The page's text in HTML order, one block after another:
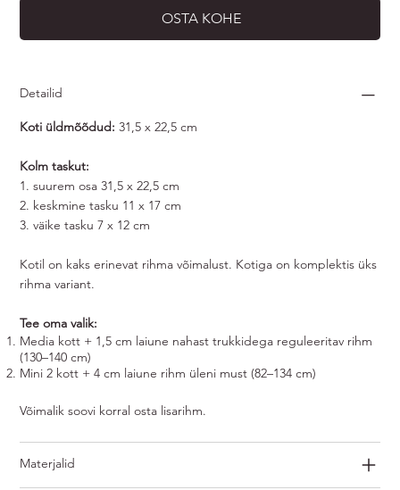
OSTA KOHE
Detailid
Koti üldmõõdud:31,5 x 22,5 cm
Kolm taskut:
1. suurem osa 31,5 x 22,5 cm
2. keskmine tasku 11 x 17 cm
3. väike tasku 7 x 12 cm
Kotil on kaks erinevat rihma võimalust. Kotiga on komplektis üks
rihma variant.
Tee oma valik:
Media kott + 1,5 cm laiune nahast trukkidega reguleeritav rihm
(130–140 cm)
Mini 2 kott + 4 cm laiune rihm üleni must (82–134 cm)
Võimalik soovi korral osta lisarihm.
Materjalid